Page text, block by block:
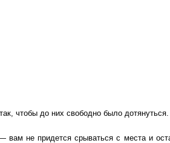
чтобы до них свободно было
вам не придется срываться с места и